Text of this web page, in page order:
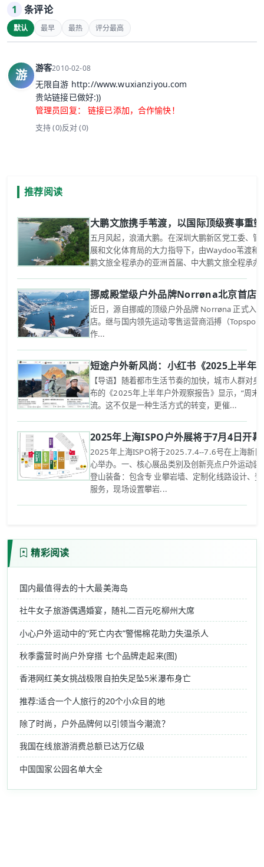
1 条评论
默认 最早 最热 评分最高
游 游客2010-02-08
无限自游 http://www.wuxianziyou.com
贵站链接已做好:))
管理员回复： 链接已添加，合作愉快！
支持 (0)反对 (0)
推荐阅读
大鹏文旅携手苇渡，以国际顶级赛事重
五月风起，浪涌大鹏。在深圳大鹏新区党工委、
展和文化体育局的大力指导下，由Waydoo苇渡和
鹏文旅全程承办的亚洲首届、中大鹏文旅全程承
挪威殿堂级户外品牌Norrøna北京首店
近日，源自挪威的顶级户外品牌 Norrøna 正式入
店。继与国内领先运动零售运营商滔搏（
作...
短途户外新风尚：小红书《2025上半年
【导语】随着都市生活节奏的加快，城市人群对
布的《2025年上半年户外观察报告》显示，“周末
流。这不仅是一种生活方式的转变，更催...
2025年上海ISPO户外展将于7月4日开幕
2025年上海ISPO将于2025.7.4--7.6号在上海新
心举办。一、核心展品类别及创新亮点‌户外运动装
登山装备：包含专 业攀岩墙、定制化线路设计、
服务，现场设置攀岩...
精彩阅读
国内最值得去的十大最美海岛
社牛女子旅游偶遇婚宴，随礼二百元吃柳州大席
小心户外运动中的“死亡内衣”警惕棉花助力失温杀人
秋季露营时尚户外穿搭 七个品牌走起来(图)
香港网红美女挑战极限自拍失足坠5米瀑布身亡
推荐:适合一个人旅行的20个小众目的地
除了时尚，户外品牌何以引领当今潮流？
我国在线旅游消费总额已达万亿级
中国国家公园名单大全